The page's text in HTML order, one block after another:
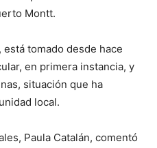
Montt.
está tomado desde hace
en primera instancia, y
situación que ha
local.
Paula Catalán, comentó